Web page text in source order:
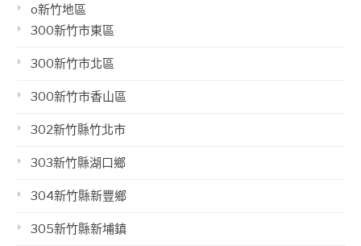
o新竹地區
300新竹市東區
300新竹市北區
300新竹市香山區
302新竹縣竹北市
303新竹縣湖口鄉
304新竹縣新豐鄉
305新竹縣新埔鎮